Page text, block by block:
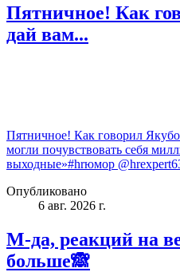
Пятничное! Как
дай вам...
Пятничное! Как говорил
могли почувствовать себя
выходные»#hrюмор
Опубликовано
6 авг. 2026 г.
М-да, реакций на
больше🙈